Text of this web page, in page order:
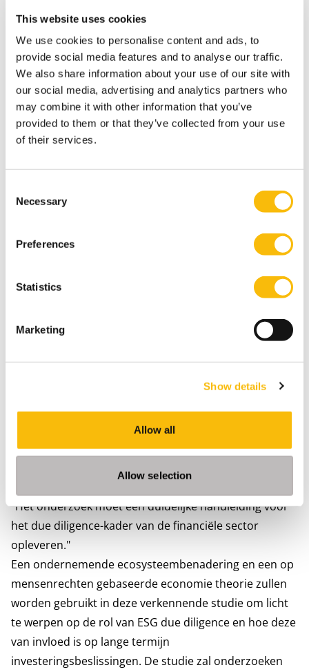
This website uses cookies
We use cookies to personalise content and ads, to
provide social media features and to analyse our traffic.
We also share information about your use of our site with
our social media, advertising and analytics partners who
may combine it with other information that you’ve
provided to them or that they’ve collected from your use
of their services.
Selection
Necessary
Preferences
Statistics
Marketing
Show details
Allow all
Allow selection
De nieuwe normen voor bedrijfsrapportage en ESG-
onderzoek stellen beleggers voor grote uitdagingen.
Het gebrek aan kennis bij financiële instellingen over
de verschillende EU-regels en hun toekomstige
implicaties zorgt voor onzekerheid over de reikwijdte
van hun due diligence-verplichtingen. Denk hierbij
bijvoorbeeld aan de reikwijdte van hun plicht om
over klimaatverandering, enzovoorts.
belemmeren de essentiële overgang naar een
onderzoek is met name van belang voor de
onderzoek zal concrete aanbevelingen doen met
betrekking tot de reikwijdte van ESG due diligence
praktijken en bijdragen aan het grotere theoretische
ESG-debat, dat gericht is op het verbeteren van de
investeringsbeslissingen van verschillende financiële
"Het onderzoek moet een duidelijke handleiding voor
het due diligence-kader van de financiële sector
opleveren."
Een ondernemende ecosysteembenadering en een op
mensenrechten gebaseerde economie theorie zullen
worden gebruikt in deze verkennende studie om licht
te werpen op de rol van ESG due diligence en hoe deze
van invloed is op lange termijn
investeringsbeslissingen. De studie zal onderzoeken